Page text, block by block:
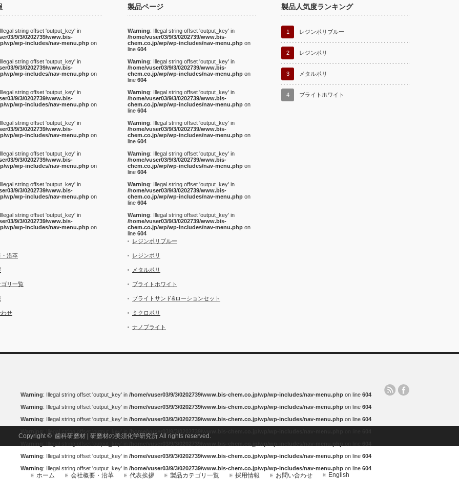
string offset 'output_key' in
9/3/0202739/www.bis-
wp/wp-includes/nav-menu.php on
string offset 'output_key' in
9/3/0202739/www.bis-
wp/wp-includes/nav-menu.php on
string offset 'output_key' in
9/3/0202739/www.bis-
wp/wp-includes/nav-menu.php on
string offset 'output_key' in
9/3/0202739/www.bis-
wp/wp-includes/nav-menu.php on
string offset 'output_key' in
9/3/0202739/www.bis-
wp/wp-includes/nav-menu.php on
string offset 'output_key' in
9/3/0202739/www.bis-
wp/wp-includes/nav-menu.php on
string offset 'output_key' in
9/3/0202739/www.bis-
wp/wp-includes/nav-menu.php on
沿革
リ一覧
わせ
製品ページ
Warning: Illegal string offset 'output_key' in
/home/vuser03/9/3/0202739/www.bis-
chem.co.jp/wp/wp-includes/nav-menu.php on
line 604
Warning: Illegal string offset 'output_key' in
/home/vuser03/9/3/0202739/www.bis-
chem.co.jp/wp/wp-includes/nav-menu.php on
line 604
Warning: Illegal string offset 'output_key' in
/home/vuser03/9/3/0202739/www.bis-
chem.co.jp/wp/wp-includes/nav-menu.php on
line 604
Warning: Illegal string offset 'output_key' in
/home/vuser03/9/3/0202739/www.bis-
chem.co.jp/wp/wp-includes/nav-menu.php on
line 604
Warning: Illegal string offset 'output_key' in
/home/vuser03/9/3/0202739/www.bis-
chem.co.jp/wp/wp-includes/nav-menu.php on
line 604
Warning: Illegal string offset 'output_key' in
/home/vuser03/9/3/0202739/www.bis-
chem.co.jp/wp/wp-includes/nav-menu.php on
line 604
Warning: Illegal string offset 'output_key' in
/home/vuser03/9/3/0202739/www.bis-
chem.co.jp/wp/wp-includes/nav-menu.php on
line 604
レジンポリブルー
レジンポリ
メタルポリ
ブライトホワイト
ブライトサンド&ローションセット
ミクロポリ
ナノブライト
製品人気度ランキング
1 レジンポリブルー
2 レジンポリ
3 メタルポリ
4 ブライトホワイト
Warning: Illegal string offset 'output_key' in /home/vuser03/9/3/0202739/www.bis-chem.co.jp/wp/wp-includes/nav-menu.php on line 604
Warning: Illegal string offset 'output_key' in /home/vuser03/9/3/0202739/www.bis-chem.co.jp/wp/wp-includes/nav-menu.php on line 604
Warning: Illegal string offset 'output_key' in /home/vuser03/9/3/0202739/www.bis-chem.co.jp/wp/wp-includes/nav-menu.php on line 604
Warning: Illegal string offset 'output_key' in /home/vuser03/9/3/0202739/www.bis-chem.co.jp/wp/wp-includes/nav-menu.php on line 604
Warning: Illegal string offset 'output_key' in /home/vuser03/9/3/0202739/www.bis-chem.co.jp/wp/wp-includes/nav-menu.php on line 604
ホーム 会社概要・沿革 代表挨拶 製品カテゴリ一覧 採用情報 お問い合わせ English
Copyright © 歯科研磨材 | 研磨材の美須化学研究所 All rights reserved.